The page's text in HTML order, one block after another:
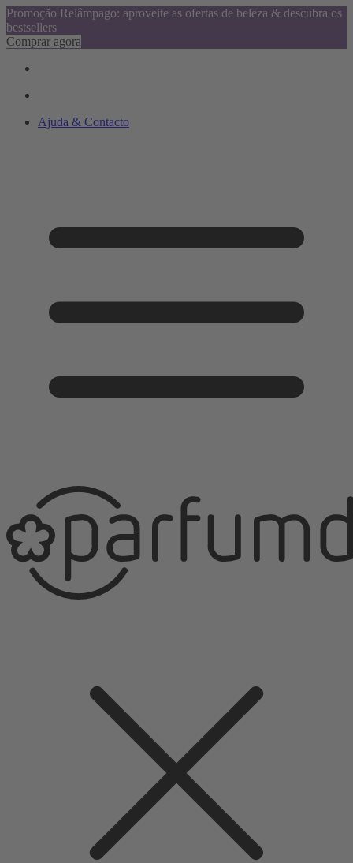
Promoção Relâmpago: aproveite as ofertas de beleza & descubra os
bestsellers
Comprar agora
Ajuda & Contacto